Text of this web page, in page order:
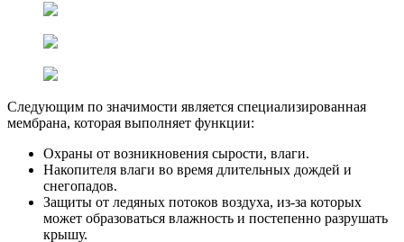
Следующим по значимости является специализированная
мембрана, которая выполняет функции:
Охраны от возникновения сырости, влаги.
Накопителя влаги во время длительных дождей и
снегопадов.
Защиты от ледяных потоков воздуха, из-за которых
может образоваться влажность и постепенно разрушать
крышу.